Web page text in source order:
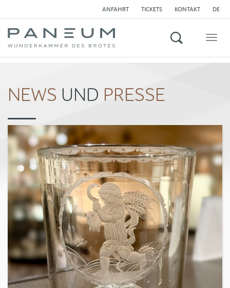
ANFAHRT TICKETS KONTAKT DE
Suchen
NEWS UND PRESSE